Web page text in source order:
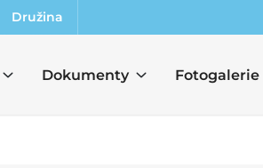
Družina
Dokumenty Fotogalerie